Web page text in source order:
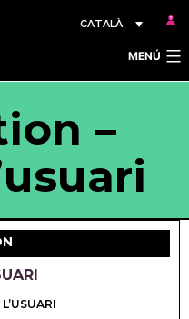
CATALÀ
MENÚ
–